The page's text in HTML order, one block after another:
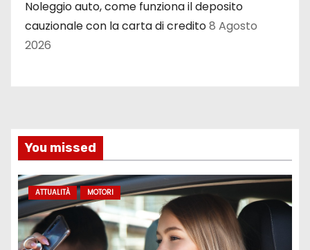
Noleggio auto, come funziona il deposito
cauzionale con la carta di credito8 Agosto
2026
You missed
ATTUALITÀ MOTORI